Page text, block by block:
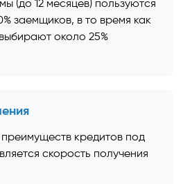
(до 12 месяцев) пользуются
заемщиков, в то время как
около 25%
кредитов под
скорость получения